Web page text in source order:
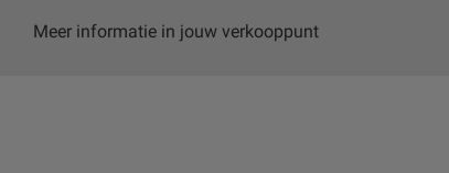
Meer informatie in jouw verkooppunt